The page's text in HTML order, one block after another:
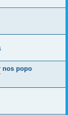
nos popo